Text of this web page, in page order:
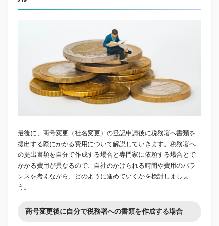
最後に、商号変更（社名変更）の登記申請後に税務署へ書類を
提出する際にかかる費用について解説していきます。税務署へ
の提出書類を自分で作成する場合と専門家に依頼する場合とで
かかる費用が異なるので、自社のかけられる時間や費用のバラ
ンスを考えながら、どのように進めていくかを検討しましょ
う。
商号変更後に自分で税務署への書類を作成する場合